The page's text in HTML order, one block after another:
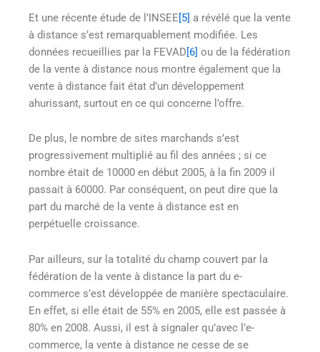
Et une récente étude de l’INSEE[5] a révélé que la vente
à distance s’est remarquablement modifiée. Les
données recueillies par la FEVAD[6] ou de la fédération
de la vente à distance nous montre également que la
vente à distance fait état d’un développement
ahurissant, surtout en ce qui concerne l’offre.
De plus, le nombre de sites marchands s’est
progressivement multiplié au fil des années ; si ce
nombre était de 10000 en début 2005, à la fin 2009 il
passait à 60000. Par conséquent, on peut dire que la
part du marché de la vente à distance est en
perpétuelle croissance.
Par ailleurs, sur la totalité du champ couvert par la
fédération de la vente à distance la part du e-
commerce s’est développée de manière spectaculaire.
En effet, si elle était de 55% en 2005, elle est passée à
80% en 2008. Aussi, il est à signaler qu’avec l’e-
commerce, la vente à distance ne cesse de se